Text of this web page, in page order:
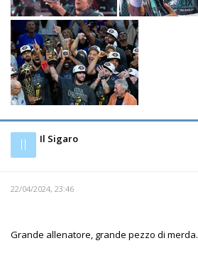
Il Il Sigaro
22/04/2024, 23:46
Grande allenatore, grande pezzo di merda.